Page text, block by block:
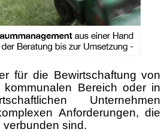
für die Bewirtschaftung von
Bereich oder in
Unternehmen
Anforderungen, die
verbunden sind.